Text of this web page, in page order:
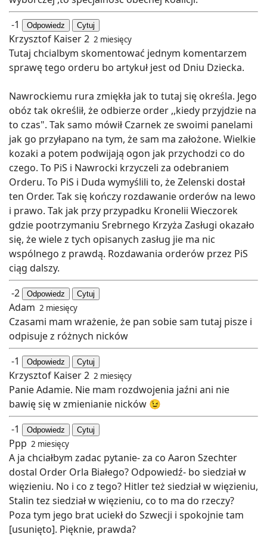
-1
Odpowiedz Cytuj
Krzysztof Kaiser 2 2 miesięcy
Tutaj chcialbym skomentować jednym komentarzem
sprawę tego orderu bo artykuł jest od Dniu Dziecka.
Nawrockiemu rura zmiękła jak to tutaj się określa. Jego
obóz tak określił, że odbierze order ,,kiedy przyjdzie na
to czas". Tak samo mówił Czarnek ze swoimi panelami
jak go przyłapano na tym, że sam ma założone. Wielkie
kozaki a potem podwijają ogon jak przychodzi co do
czego. To PiS i Nawrocki krzyczeli za odebraniem
Orderu. To PiS i Duda wymyślili to, że Zelenski dostał
ten Order. Tak się kończy rozdawanie orderów na lewo
i prawo. Tak jak przy przypadku Kronelii Wieczorek
gdzie pootrzymaniu Srebrnego Krzyża Zasługi okazało
się, że wiele z tych opisanych zasług jie ma nic
wspólnego z prawdą. Rozdawania orderów przez PiS
ciąg dalszy.
-2
Odpowiedz Cytuj
Adam 2 miesięcy
Czasami mam wrażenie, że pan sobie sam tutaj pisze i
odpisuje z różnych nicków
-1
Odpowiedz Cytuj
Krzysztof Kaiser 2 2 miesięcy
Panie Adamie. Nie mam rozdwojenia jaźni ani nie
bawię się w zmienianie nicków 😉
-1
Odpowiedz Cytuj
Ppp 2 miesięcy
A ja chciałbym zadac pytanie- za co Aaron Szechter
dostal Order Orla Białego? Odpowiedź- bo siedział w
więzieniu. No i co z tego? Hitler też siedział w więzieniu,
Stalin tez siedział w więzieniu, co to ma do rzeczy?
Poza tym jego brat uciekł do Szwecji i spokojnie tam
[usunięto]. Pięknie, prawda?